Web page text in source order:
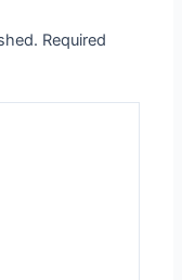
Required